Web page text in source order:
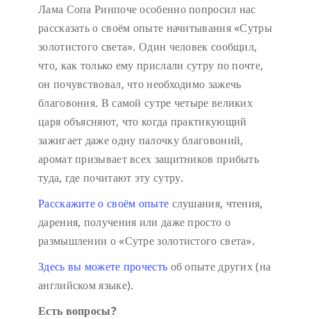
Лама Сопа Ринпоче особенно попросил нас
рассказать о своём опыте начитывания «Сутры
золотистого света». Один человек сообщил,
что, как только ему прислали сутру по почте,
он почувствовал, что необходимо зажечь
благовония. В самой сутре четыре великих
царя объясняют, что когда практикующий
зажигает даже одну палочку благовоний,
аромат призывает всех защитников прибыть
туда, где почитают эту сутру.
Расскажите о своём опыте слушания, чтения,
дарения, получения или даже просто о
размышлении о «Сутре золотистого света».
Здесь вы можете прочесть об опыте других (на
английском языке).
Есть вопросы?